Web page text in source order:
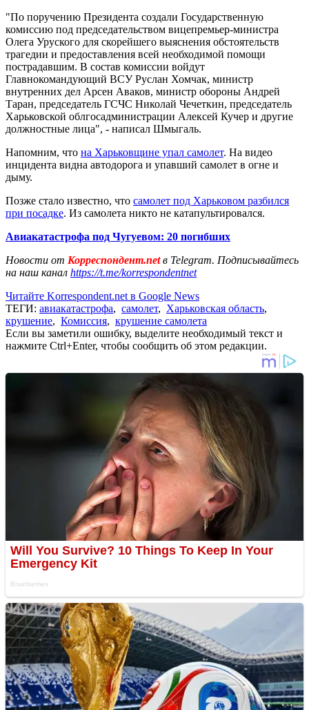
"По поручению Президента создали Государственную
комиссию под председательством вицепремьер-министра
Олега Уруского для скорейшего выяснения обстоятельств
трагедии и предоставления всей необходимой помощи
пострадавшим. В состав комиссии войдут
Главнокомандующий ВСУ Руслан Хомчак, министр
внутренних дел Арсен Аваков, министр обороны Андрей
Таран, председатель ГСЧС Николай Чечеткин, председатель
Харьковской облгосадминистрации Алексей Кучер и другие
должностные лица", - написал Шмыгаль.
Напомним, что на Харьковщине упал самолет. На видео
инцидента видна автодорога и упавший самолет в огне и
дыму.
Позже стало известно, что самолет под Харьковом разбился
при посадке. Из самолета никто не катапультировался.
Авиакатастрофа под Чугуевом: 20 погибших
Новости от Корреспондент.netв Telegram. Подписывайтесь
на наш канал https://t.me/korrespondentnet
Читайте Korrespondent.net в Google News
ТЕГИ: авиакатастрофа, самолет, Харьковская область,
крушение, Комиссия, крушение самолета
Если вы заметили ошибку, выделите необходимый текст и
нажмите Ctrl+Enter, чтобы сообщить об этом редакции.